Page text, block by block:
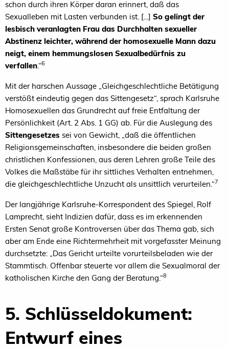
schon durch ihren Körper daran erinnert, daß das
Sexualleben mit Lasten verbunden ist. [...] So gelingt der
lesbisch veranlagten Frau das Durchhalten sexueller
Abstinenz leichter, während der homosexuelle Mann dazu
neigt, einem hemmungslosen Sexualbedürfnis zu
verfallen.“6
Mit der harschen Aussage „Gleichgeschlechtliche Betätigung
verstößt eindeutig gegen das Sittengesetz“, sprach Karlsruhe
Homosexuellen das Grundrecht auf freie Entfaltung der
Persönlichkeit (Art. 2 Abs. 1 GG) ab. Für die Auslegung des
Sittengesetzes sei von Gewicht, „daß die öffentlichen
Religionsgemeinschaften, insbesondere die beiden großen
christlichen Konfessionen, aus deren Lehren große Teile des
Volkes die Maßstäbe für ihr sittliches Verhalten entnehmen,
die gleichgeschlechtliche Unzucht als unsittlich verurteilen.“7
Der langjährige Karlsruhe-Korrespondent des Spiegel, Rolf
Lamprecht, sieht Indizien dafür, dass es im erkennenden
Ersten Senat große Kontroversen über das Thema gab, sich
aber am Ende eine Richtermehrheit mit vorgefasster Meinung
durchsetzte: „Das Gericht urteilte vorurteilsbeladen wie der
Stammtisch. Offenbar steuerte vor allem die Sexualmoral der
katholischen Kirche den Gang der Beratung.“8
5. Schlüsseldokument:
Entwurf eines